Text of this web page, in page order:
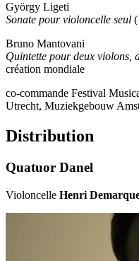
György Ligeti
Sonate pour violoncelle seul
Bruno Mantovani
Quintette pour deux violons,
création mondiale
co-commande Festival
Utrecht, Muziekgebouw
Distribution
Quatuor Danel
Violoncelle Henri